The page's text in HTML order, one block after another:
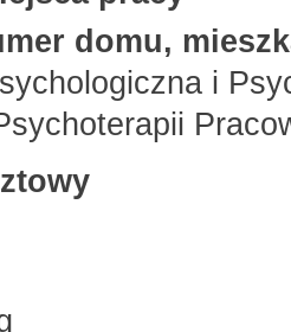
domu,
i